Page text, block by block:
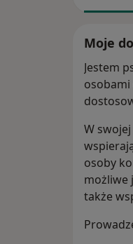
Moje
Jestem
osobami
W
osoby
możliwe
także